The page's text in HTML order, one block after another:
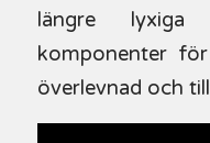
längre
komponenter
överlevnad och